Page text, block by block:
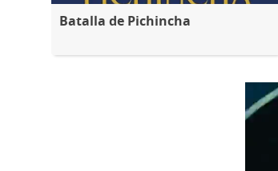
Batalla de Pichincha